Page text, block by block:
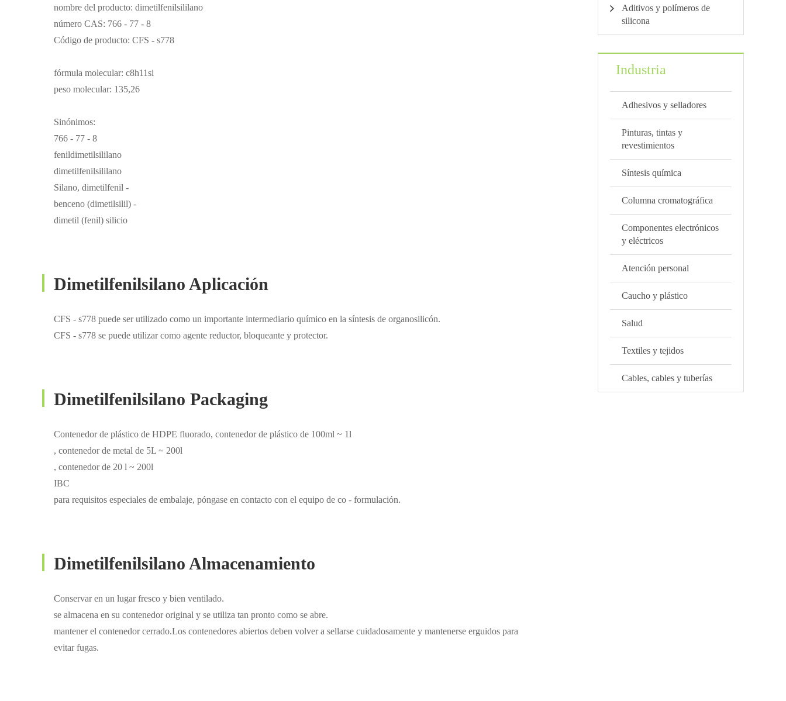
nombre del producto: dimetilfenilsililano
número CAS: 766 - 77 - 8
Código de producto: CFS - s778
fórmula molecular: c8h11si
peso molecular: 135,26
Sinónimos:
766 - 77 - 8
fenildimetilsililano
dimetilfenilsililano
Silano, dimetilfenil -
benceno (dimetilsilil) -
dimetil (fenil) silicio
Dimetilfenilsilano Aplicación
CFS - s778 puede ser utilizado como un importante intermediario químico en la síntesis de organosilicón.
CFS - s778 se puede utilizar como agente reductor, bloqueante y protector.
Dimetilfenilsilano Packaging
Contenedor de plástico de HDPE fluorado, contenedor de plástico de 100ml ~ 1l
, contenedor de metal de 5L ~ 200l
, contenedor de 20 l ~ 200l
IBC
para requisitos especiales de embalaje, póngase en contacto con el equipo de co - formulación.
Dimetilfenilsilano Almacenamiento
Conservar en un lugar fresco y bien ventilado.
se almacena en su contenedor original y se utiliza tan pronto como se abre.
mantener el contenedor cerrado.Los contenedores abiertos deben volver a sellarse cuidadosamente y mantenerse erguidos para
evitar fugas.
Aditivos y polímeros de
silicona
Industria
Adhesivos y selladores
Pinturas, tintas y
revestimientos
Síntesis química
Columna cromatográfica
Componentes electrónicos
y eléctricos
Atención personal
Caucho y plástico
Salud
Textiles y tejidos
Cables, cables y tuberías